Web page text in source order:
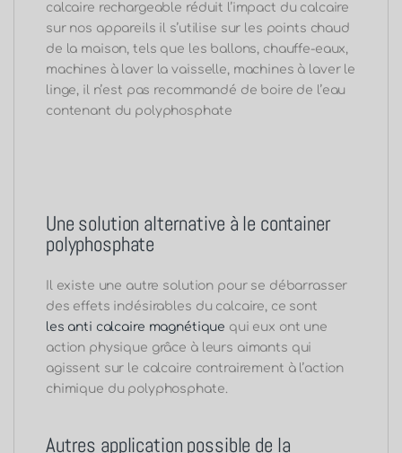
calcaire rechargeable réduit l’impact du calcaire
sur nos appareils il s’utilise sur les points chaud
de la maison, tels que les ballons, chauffe-eaux,
machines à laver la vaisselle, machines à laver le
linge, il n’est pas recommandé de boire de l’eau
contenant du polyphosphate
Une solution alternative à le container
polyphosphate
Il existe une autre solution pour se débarrasser
des effets indésirables du calcaire, ce sont
les anti calcaire magnétique qui eux ont une
action physique grâce à leurs aimants qui
agissent sur le calcaire contrairement à l’action
chimique du polyphosphate.
Autres application possible de la